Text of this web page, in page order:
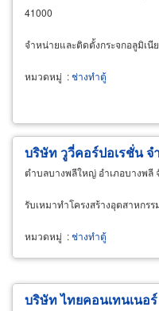
41000
จำหน่ายและติดตั้งกระจกอลูมิเ
หมวดหมู่ :ช่างทำตู้
บริษัท วูวี่คอร์ปอเรชั่น จ
ตำบลบางพลีใหญ่ อำเภอบางพลี
รับเหมาทำโครงสร้างอุตสาหกรร
หมวดหมู่ :ช่างทำตู้
บริษัท ไทยคอนเทนเนอร์